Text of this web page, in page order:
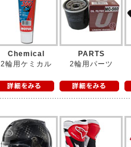
Chemical
2輪用ケミカル
PARTS
2輪用パーツ